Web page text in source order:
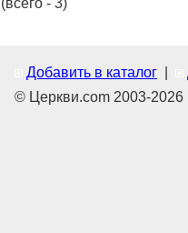
(всего - 3)
Добавить в каталог
© Церкви.com 2003-2026